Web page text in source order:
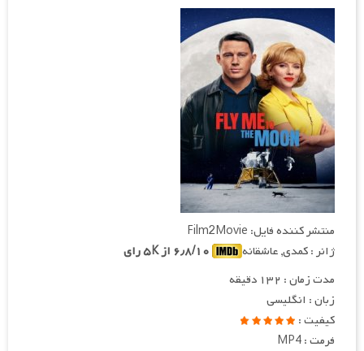
منتشر کننده فایل: Film2Movie
ژانر : کمدی, عاشقانه
مدت زمان : ۱۳۲ دقیقه
زبان : انگلیسی
کیفیت :
فرمت : MP4